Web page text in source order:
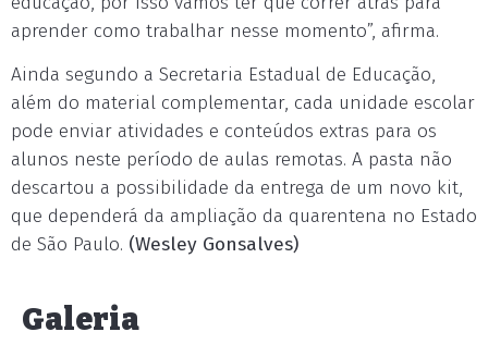
aprender como trabalhar nesse momento”, afirma.
Ainda segundo a Secretaria Estadual de Educação,
além do material complementar, cada unidade escolar
pode enviar atividades e conteúdos extras para os
alunos neste período de aulas remotas. A pasta não
descartou a possibilidade da entrega de um novo kit,
que dependerá da ampliação da quarentena no Estado
de São Paulo. (Wesley Gonsalves)
Galeria